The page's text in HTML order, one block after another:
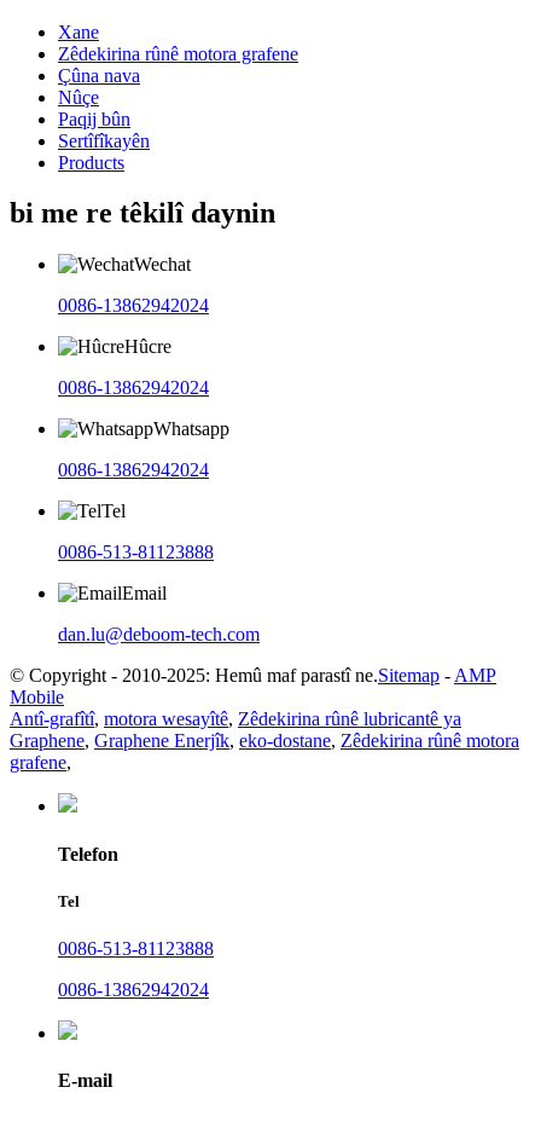
Xane
Zêdekirina rûnê motora grafene
Çûna nava
Nûçe
Paqij bûn
Sertîfîkayên
Products
bi me re têkilî daynin
Wechat
0086-13862942024
Hûcre
0086-13862942024
Whatsapp
0086-13862942024
Tel
0086-513-81123888
Email
dan.lu@deboom-tech.com
© Copyright - 2010-2025: Hemû maf parastî ne.Sitemap - AMP
Mobile
Antî-grafîtî, motora wesayîtê, Zêdekirina rûnê lubricantê ya
Graphene, Graphene Enerjîk, eko-dostane, Zêdekirina rûnê motora
grafene,
Telefon
Tel
0086-513-81123888
0086-13862942024
E-mail